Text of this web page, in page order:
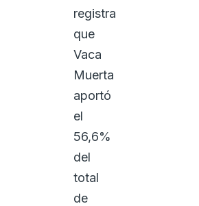
registra
que
Vaca
Muerta
aportó
el
56,6%
del
total
de